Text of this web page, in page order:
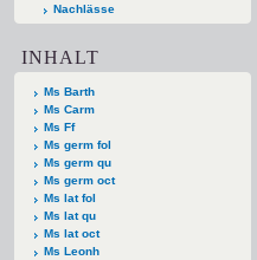
Nachlässe
INHALT
Ms Barth
Ms Carm
Ms Ff
Ms germ fol
Ms germ qu
Ms germ oct
Ms lat fol
Ms lat qu
Ms lat oct
Ms Leonh